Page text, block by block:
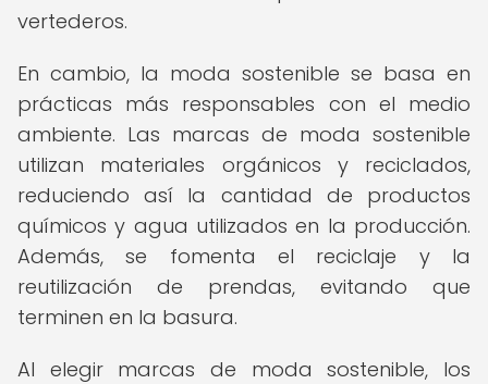
vertederos.
En cambio, la moda sostenible se basa en
prácticas más responsables con el medio
ambiente. Las marcas de moda sostenible
utilizan materiales orgánicos y reciclados,
reduciendo así la cantidad de productos
químicos y agua utilizados en la producción.
Además, se fomenta el reciclaje y la
reutilización de prendas, evitando que
terminen en la basura.
Al elegir marcas de moda sostenible, los